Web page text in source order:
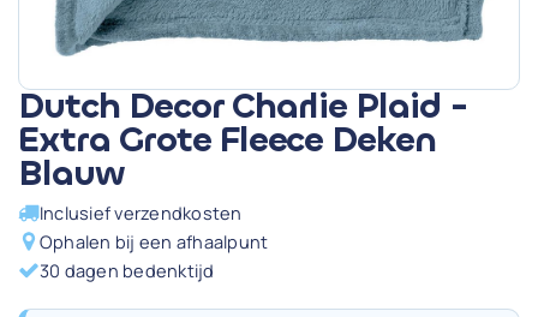
Dutch Decor Charlie Plaid -
Extra Grote Fleece Deken
Blauw
Inclusief verzendkosten
Ophalen bij een afhaalpunt
30 dagen bedenktijd